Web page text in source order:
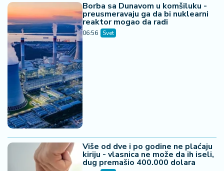
Borba sa Dunavom u komšiluku -
preusmeravaju ga da bi nuklearni
reaktor mogao da radi
06:56 Svet
Više od dve i po godine ne plaćaju
kiriju - vlasnica ne može da ih iseli,
dug premašio 400.000 dolara